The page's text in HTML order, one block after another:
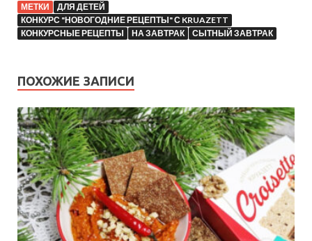
МЕТКИ
ДЛЯ ДЕТЕЙ
КОНКУРС "НОВОГОДНИЕ РЕЦЕПТЫ" С KRUAZETT
КОНКУРСНЫЕ РЕЦЕПТЫ
НА ЗАВТРАК СЫТНЫЙ ЗАВТРАК
ПОХОЖИЕ ЗАПИСИ